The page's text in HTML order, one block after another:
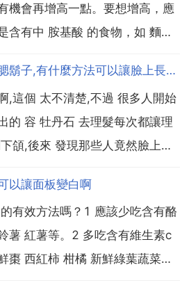
機會再增高一點。要想增高，應
含有中 胺基酸 的食物，如 麵粉
蔬菜等。反之，白米 糯米 甜點等
樂與果汁也少...
有沒有什麼方法長絡腮鬍子,有什麼方法可以讓臉上長絡腮鬍
,這個 太不清楚,不過 很多人開始
的 容 牡丹石 去理髮每次都讓理
頜,後來 發現那些人竟然臉上長
可以試試,或者用什麼生 發之類的
讓臉上長...
以讓面板變白啊
有效方法嗎？1 應該少吃含有酪
薯 紅薯等。2 多吃含有維生素c
棗 西紅柿 柑橘 新鮮綠葉蔬菜等